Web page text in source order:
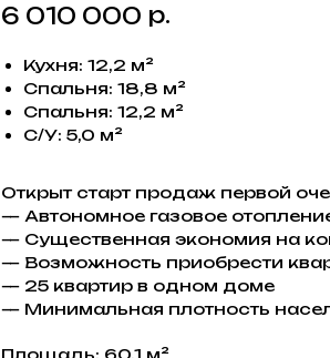
6 010 000 р.
Кухня: 12,2 м²
Спальня: 18,8 м²
Спальня: 12,2 м²
С/У: 5,0 м²
Открыт старт продаж первой
— Автономное газовое
— Существенная экономия на
— Возможность приобрести
— 25 квартир в одном доме
— Минимальная плотность